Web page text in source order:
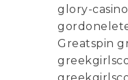
glory-
Greatspin